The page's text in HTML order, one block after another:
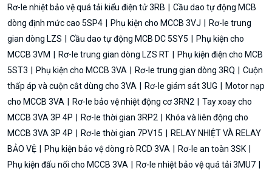
Rơ-le nhiệt bảo vệ quá tải kiểu điện tử 3RB
Cầu dao tự động MCB
dòng định mức cao 5SP4
Phụ kiện cho MCCB 3VJ
Rơ-le trung
gian dòng LZS
Cầu dao tự động MCB DC 5SY5
Phụ kiện cho
MCCB 3VM
Rơ-le trung gian dòng LZS RT
Phụ kiện điện cho MCB
5ST3
Phụ kiện cho MCCB 3VA Rơ-le trung gian dòng 3RQ
Cuộn
thấp áp và cuộn cắt dùng cho 3VA
Rơ-le giám sát 3UG
Motor nạp
cho MCCB 3VA
Rơ-le bảo vệ nhiệt động cơ 3RN2
Tay xoay cho
MCCB 3VA 3P 4P
Rơ-le thời gian 3RP2
Khóa và liên động cho
MCCB 3VA 3P 4P
Rơ-le thời gian 7PV15
RELAY NHIỆT VÀ RELAY
BẢO VỆ
Phụ kiện bảo vệ dòng rò RCD 3VA
Rơ-le an toàn 3SK
Phụ kiện đấu nối cho MCCB 3VA
Rơ-le nhiệt bảo vệ quá tải 3MU7